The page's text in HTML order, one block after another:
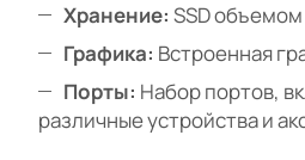
Хранение: SSD
Графика: Встроенная
Порты: Набор портов,
различные устройства и